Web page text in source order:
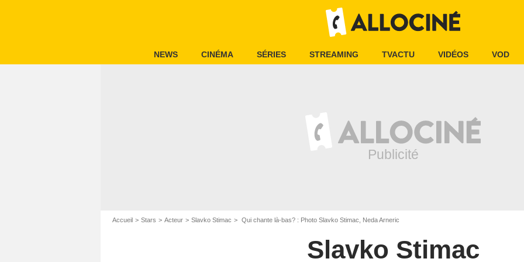
NEWS CINÉMA SÉRIES STREAMING TVACTU VIDÉOS VOD
Accueil Stars Acteur Slavko Stimac Qui chante là-bas? : Photo Slavko Stimac, Neda Arneric
Slavko Stimac